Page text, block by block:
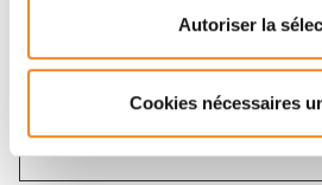
Autoriser la
Cookies nécessaires